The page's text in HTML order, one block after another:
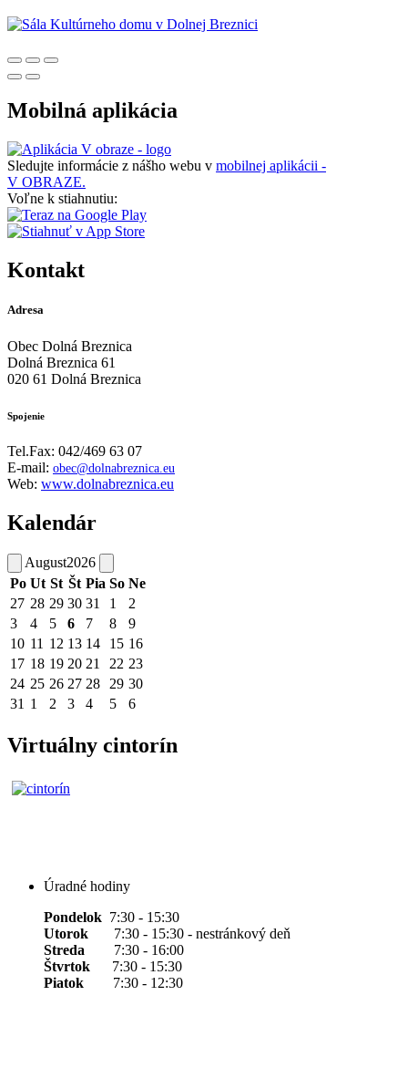
Mobilná aplikácia
Sledujte informácie z nášho webu v mobilnej aplikácii -
V OBRAZE.
Voľne k stiahnutiu:
Kontakt
Adresa
Obec Dolná Breznica
Dolná Breznica 61
020 61 Dolná Breznica
Spojenie
Tel.Fax: 042/469 63 07
E-mail: obec@dolnabreznica.eu
Web: www.dolnabreznica.eu
Kalendár
August2026
Po Ut St Št Pia So Ne
27 28 29 30 31 1
2
3
4 5 6 7 8
9
10 11 12 13 14 15 16
17 18 19 20 21 22 23
24 25 26 27 28 29 30
31 1 2 3 4 5 6
Virtuálny cintorín
Úradné hodiny
Pondelok 7:30 - 15:30
Utorok 7:30 - 15:30 - nestránkový deň
Streda 7:30 - 16:00
Štvrtok 7:30 - 15:30
Piatok 7:30 - 12:30